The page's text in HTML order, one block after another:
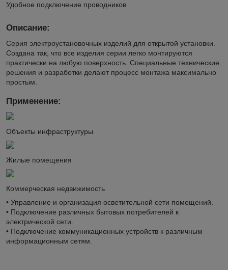
Удобное подключение проводников
Описание:
Серия электроустановочных изделий для открытой установки.
Создана так, что все изделия серии легко монтируются
практически на любую поверхность. Специальные технические
решения и разработки делают процесс монтажа максимально
простым.
Применение:
Объекты инфраструктуры
Жилые помещения
Коммерческая недвижимость
• Управление и организация осветительной сети помещений.
• Подключение различных бытовых потребителей к
электрической сети.
• Подключение коммуникационных устройств к различным
информационным сетям.